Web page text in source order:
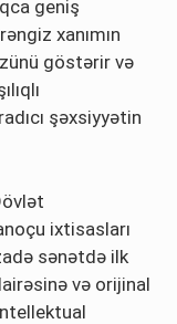
geniş
xanımın
göstərir və
şəxsiyyətin
ixtisasları
sənətdə ilk
və orijinal